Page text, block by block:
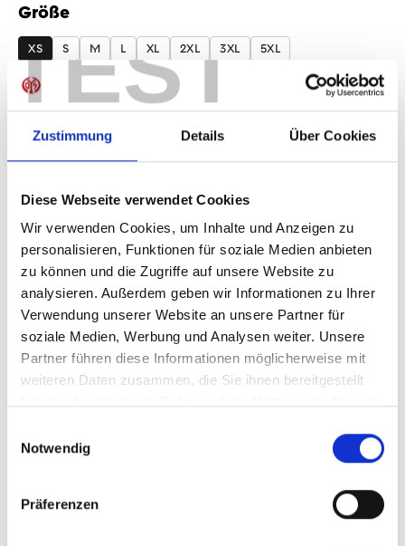
TEST
Zustimmung Details Über Cookies
Diese Webseite verwendet Cookies
Wir verwenden Cookies, um Inhalte und Anzeigen zu
personalisieren, Funktionen für soziale Medien anbieten
zu können und die Zugriffe auf unsere Website zu
analysieren. Außerdem geben wir Informationen zu Ihrer
Verwendung unserer Website an unsere Partner für
soziale Medien, Werbung und Analysen weiter. Unsere
Partner führen diese Informationen möglicherweise mit
weiteren Daten zusammen, die Sie ihnen bereitgestellt
Notwendig
Präferenzen
Größe
auswählen
XS S M L XL 2XL 3XL 5XL
Produkt Anzahl: Gib den gewünschten
Anzahl
Sofort verfügbar, Lieferzeit: 1-3 Tage
IN DEN WARENKORB
Produktdetails